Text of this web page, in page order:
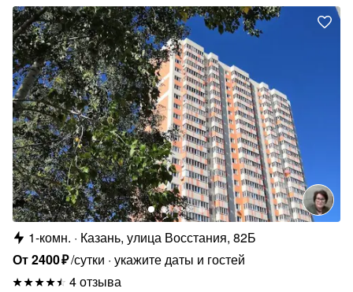
1-комн.
Казань, улица Восстания, 82Б
От2400₽/сутки укажите даты и гостей
4 отзыва